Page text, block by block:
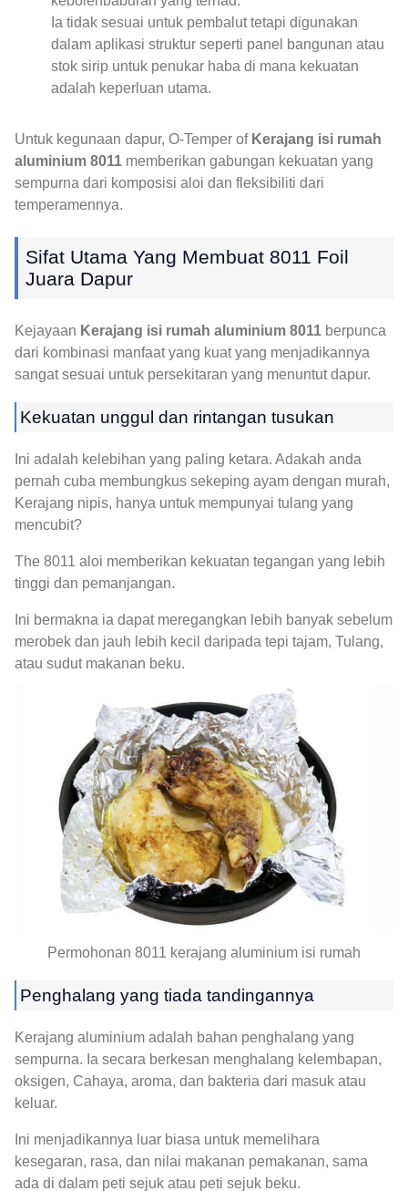
Ia tidak sesuai untuk pembalut tetapi digunakan
dalam aplikasi struktur seperti panel bangunan atau
stok sirip untuk penukar haba di mana kekuatan
adalah keperluan utama.
Untuk kegunaan dapur, O-Temper of Kerajang isi rumah
aluminium 8011 memberikan gabungan kekuatan yang
sempurna dari komposisi aloi dan fleksibiliti dari
temperamennya.
Sifat Utama Yang Membuat 8011 Foil
Juara Dapur
Kejayaan Kerajang isi rumah aluminium 8011 berpunca
dari kombinasi manfaat yang kuat yang menjadikannya
sangat sesuai untuk persekitaran yang menuntut dapur.
Kekuatan unggul dan rintangan tusukan
Ini adalah kelebihan yang paling ketara. Adakah anda
pernah cuba membungkus sekeping ayam dengan murah,
Kerajang nipis, hanya untuk mempunyai tulang yang
mencubit?
The 8011 aloi memberikan kekuatan tegangan yang lebih
tinggi dan pemanjangan.
Ini bermakna ia dapat meregangkan lebih banyak sebelum
merobek dan jauh lebih kecil daripada tepi tajam, Tulang,
atau sudut makanan beku.
Permohonan 8011 kerajang aluminium isi rumah
Penghalang yang tiada tandingannya
Kerajang aluminium adalah bahan penghalang yang
sempurna. Ia secara berkesan menghalang kelembapan,
oksigen, Cahaya, aroma, dan bakteria dari masuk atau
keluar.
Ini menjadikannya luar biasa untuk memelihara
kesegaran, rasa, dan nilai makanan pemakanan, sama
ada di dalam peti sejuk atau peti sejuk beku.